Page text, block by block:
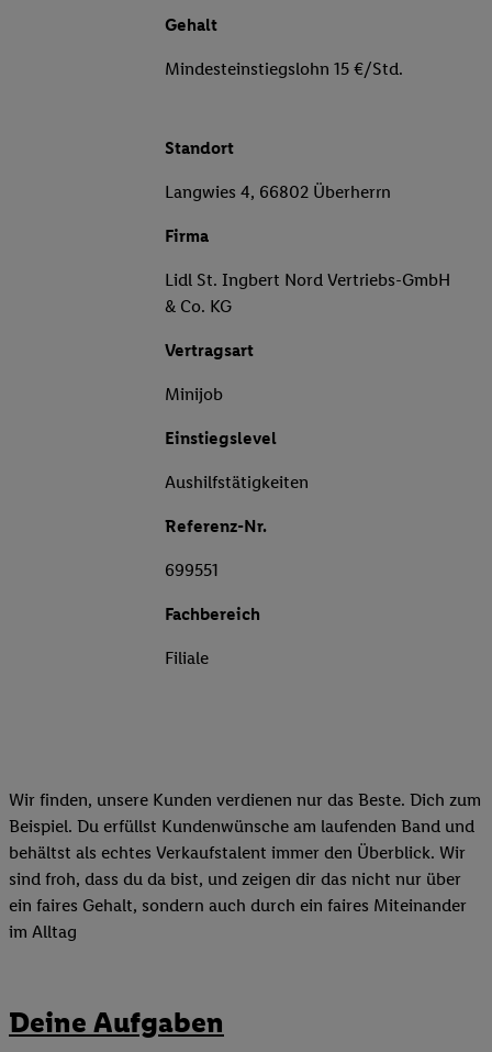
Gehalt
Mindesteinstiegslohn 15 €/Std.
Standort
Langwies 4, 66802 Überherrn
Firma
Lidl St. Ingbert Nord Vertriebs-GmbH
& Co. KG
Vertragsart
Minijob
Einstiegslevel
Aushilfstätigkeiten
Referenz-Nr.
699551
Fachbereich
Filiale
Wir finden, unsere Kunden verdienen nur das Beste. Dich zum
Beispiel. Du erfüllst Kundenwünsche am laufenden Band und
behältst als echtes Verkaufstalent immer den Überblick. Wir
sind froh, dass du da bist, und zeigen dir das nicht nur über
ein faires Gehalt, sondern auch durch ein faires Miteinander
im Alltag
Deine Aufgaben